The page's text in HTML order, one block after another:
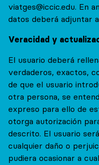
viatges@iccic.edu. En
datos deberá adjuntar
Veracidad y
El usuario deberá
verdaderos, exactos,
de que el usuario
otra persona, se
expreso para ello de
otorga autorización
descrito. El usuario
cualquier daño o
pudiera ocasionar a